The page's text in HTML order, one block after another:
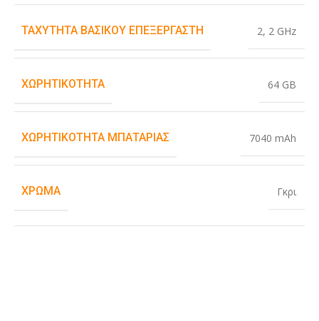
ΤΑΧΎΤΗΤΑ ΒΑΣΙΚΟΎ ΕΠΕΞΕΡΓΑΣΤΉ 2, 2 GHz
ΧΩΡΗΤΙΚΌΤΗΤΑ 64 GB
ΧΩΡΗΤΙΚΌΤΗΤΑ ΜΠΑΤΑΡΊΑΣ 7040 mAh
ΧΡΏΜΑ Γκρι